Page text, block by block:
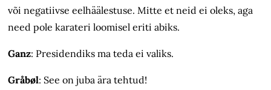
või negatiivse eelhäälestuse. Mitte et neid ei oleks, aga
need pole karateri loomisel eriti abiks.
Ganz: Presidendiks ma teda ei valiks.
Gråbøl: See on juba ära tehtud!